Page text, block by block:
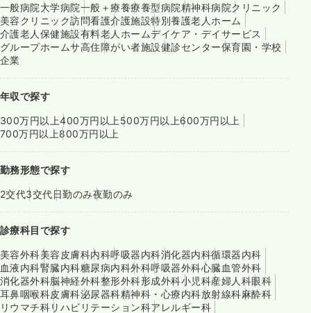
一般病院大学病院一般＋療養療養型病院精神科病院クリニック
美容クリニック訪問看護介護施設特別養護老人ホーム
介護老人保健施設有料老人ホームデイケア・デイサービス
グループホームサ高住障がい者施設健診センター保育園・学校
企業
年収で探す
300万円以上400万円以上 500万円以上600万円以上
700万円以上800万円以上
勤務形態で探す
2交代3交代日勤のみ夜勤のみ
診療科目で探す
美容外科美容皮膚科内科呼吸器内科消化器内科循環器内科
血液内科腎臓内科糖尿病内科外科呼吸器外科心臓血管外科
消化器外科脳神経外科整形外科形成外科小児科産婦人科眼科
耳鼻咽喉科皮膚科泌尿器科精神科・心療内科放射線科麻酔科
リウマチ科リハビリテーション科アレルギー科